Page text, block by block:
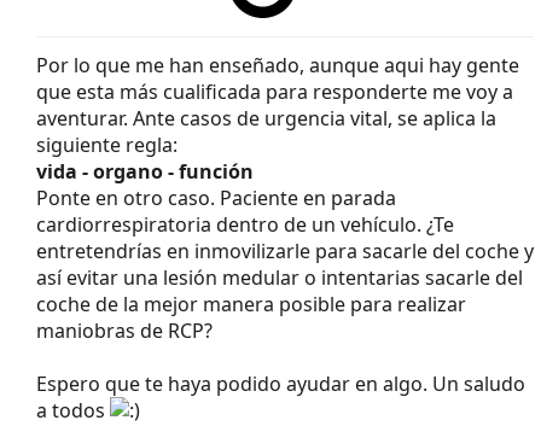
Por lo que me han enseñado, aunque aqui hay gente
que esta más cualificada para responderte me voy a
aventurar. Ante casos de urgencia vital, se aplica la
siguiente regla:
vida - organo - función
Ponte en otro caso. Paciente en parada
cardiorrespiratoria dentro de un vehículo. ¿Te
entretendrías en inmovilizarle para sacarle del coche y
así evitar una lesión medular o intentarias sacarle del
coche de la mejor manera posible para realizar
maniobras de RCP?
Espero que te haya podido ayudar en algo. Un saludo
a todos